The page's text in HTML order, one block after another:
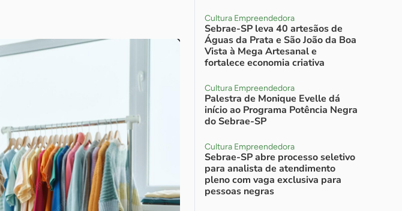
Cultura Empreendedora
Sebrae-SP leva 40 artesãos de
Águas da Prata e São João da Boa
Vista à Mega Artesanal e
fortalece economia criativa
Cultura Empreendedora
Palestra de Monique Evelle dá
início ao Programa Potência Negra
do Sebrae-SP
Cultura Empreendedora
Sebrae-SP abre processo seletivo
para analista de atendimento
pleno com vaga exclusiva para
pessoas negras